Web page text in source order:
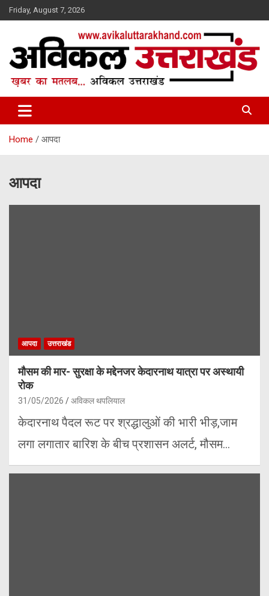
Skip
to
Friday, August 7, 2026
Avikal Uttarakhand
Home आपदा
आपदा
आपदा उत्तराखंड
मौसम की मार- सुरक्षा के मद्देनजर केदारनाथ यात्रा पर अस्थायी
रोक
31/05/2026 अविकल थपलियाल
केदारनाथ पैदल रूट पर श्रद्धालुओं की भारी भीड़,जाम
लगा लगातार बारिश के बीच प्रशासन अलर्ट, मौसम…